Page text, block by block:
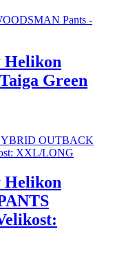
Helikon
Green
Helikon